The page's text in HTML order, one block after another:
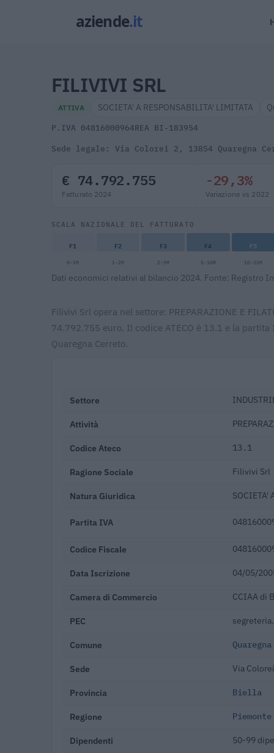
FILIVIVI SRL
ATTIVA SOCIETA' A RESPONSABILITA' LIMITATA
P.IVA 04816000964REA BI-183954
Sede legale: Via Colorei 2, 13854 Quaregna
€ 74.792.755
Fatturato 2024
-29,3%
Variazione vs 2022
SCALA NAZIONALE DEL FATTURATO
F1 F2 F3 F4 F5
0-1M 1-2M 2-5M 5-10M 10-25M
Dati economici relativi al bilancio 2024. Fonte: Registro
Filivivi Srl opera nel settore: PREPARAZIONE E
74.792.755 euro. Il codice ATECO è 13.1 e la
Quaregna Cerreto.
Settore
Attività
Codice Ateco 13.1
Ragione Sociale Filivivi Srl
Natura Giuridica SOCIETA'
Partita IVA
Codice Fiscale
Data Iscrizione 04/05/
Camera di Commercio CCIAA di
PEC
Comune
Sede Via
Provincia Biella
Regione Piemonte
Dipendenti 50-99